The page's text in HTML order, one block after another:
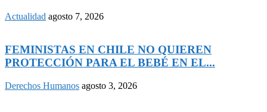
Actualidad agosto 7, 2026
FEMINISTAS EN CHILE NO QUIEREN
PROTECCIÓN PARA EL BEBÉ EN EL...
Derechos Humanos agosto 3, 2026